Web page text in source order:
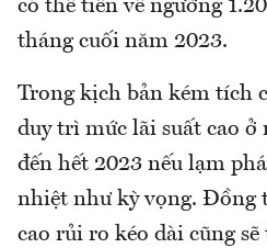
có thể tiến về ngưỡng
tháng cuối năm 2023.
Trong kịch bản kém tích
duy trì mức lãi suất cao ở
đến hết 2023 nếu lạm
nhiệt như kỳ vọng. Đồng
cao rủi ro kéo dài cũng